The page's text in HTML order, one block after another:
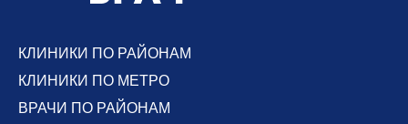
КЛИНИКИ ПО РАЙОНАМ
КЛИНИКИ ПО МЕТРО
ВРАЧИ ПО РАЙОНАМ